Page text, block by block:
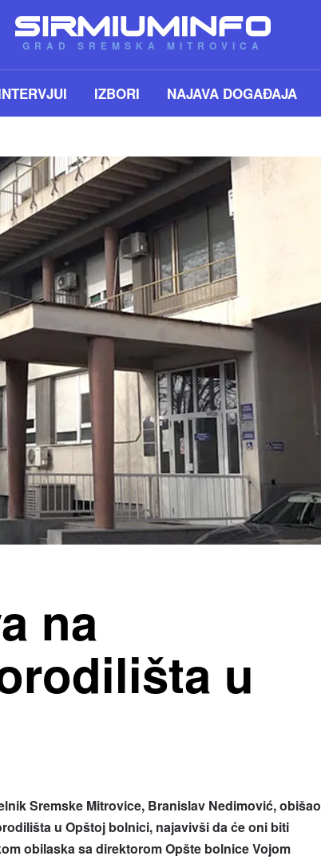
GRAD SREMSKA MITROVICA
IZBORI NAJAVA DOGAĐAJA
na
u
Sremske Mitrovice, Branislav Nedimović, obišao
u Opštoj bolnici, najavivši da će oni biti
obilaska sa direktorom Opšte bolnice Vojom